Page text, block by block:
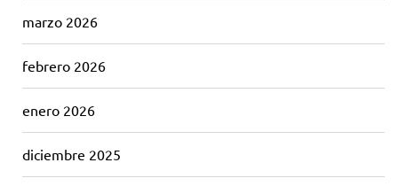
marzo 2026
febrero 2026
enero 2026
diciembre 2025